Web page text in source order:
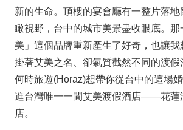
新的生命。頂樓的宴會廳有一整片落
瞰視野，台中的城市美景盡收眼底。
美」這個品牌重新產生了好奇，也讓
掛著艾美之名、卻氣質截然不同的渡假
何時旅遊(Horaz)想帶你從台中的這場
進台灣唯一一間艾美渡假酒店——花蓮
店。